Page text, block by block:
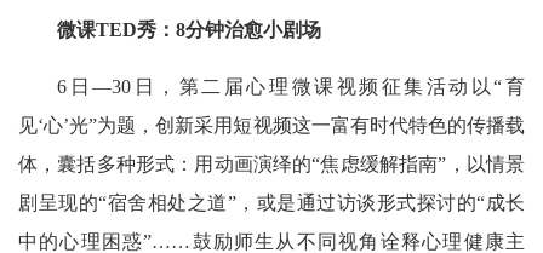
微课TED秀： 8分钟治愈小剧场
6日—30日，第二届心理微课视频征集活动以“育
见‘心’光”为题，创新采用短视频这一富有时代特色的传播载
体，囊括多种形式：用动画演绎的“焦虑缓解指南”，以情景
剧呈现的“宿舍相处之道”，或是通过访谈形式探讨的“成长
中的心理困惑”……鼓励师生从不同视角诠释心理健康主